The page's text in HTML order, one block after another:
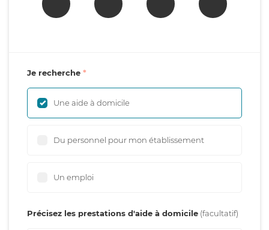
Je recherche
Une aide à domicile
Du personnel pour mon établissement
Un emploi
Précisez les prestations d'aide à domicile